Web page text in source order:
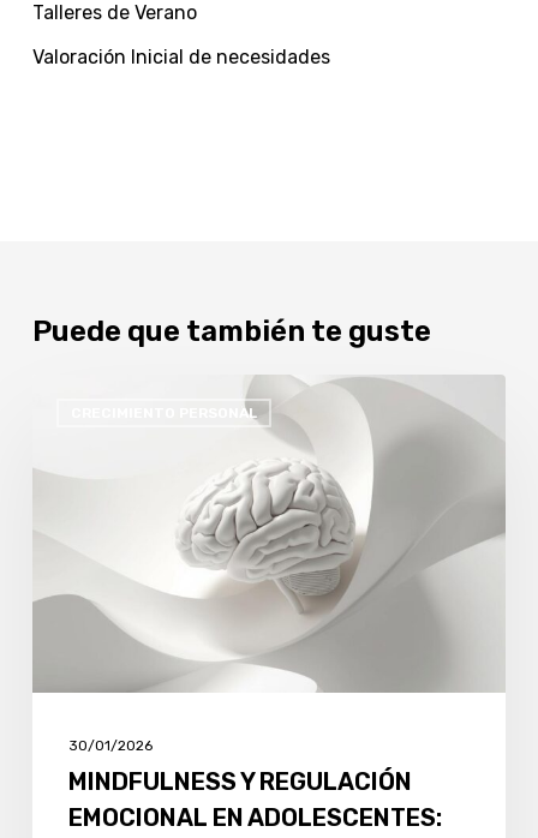
Talleres de Verano
Valoración Inicial de necesidades
Puede que también te guste
CRECIMIENTO PERSONAL
HERRAMIENTAS
SENCILLAS
FUNCIONAN
30/01/2026
MINDFULNESS Y REGULACIÓN
EMOCIONAL EN ADOLESCENTES: